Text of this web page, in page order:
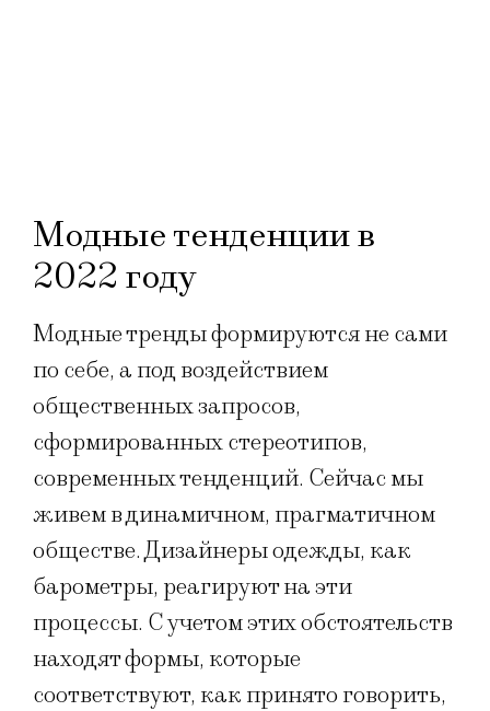
Модные тенденции в
2022 году
Модные тренды формируются не сами
по себе, а под воздействием
общественных запросов,
сформированных стереотипов,
современных тенденций. Сейчас мы
живем в динамичном, прагматичном
обществе. Дизайнеры одежды, как
барометры, реагируют на эти
процессы. С учетом этих обстоятельств
находят формы, которые
соответствуют, как принято говорить,